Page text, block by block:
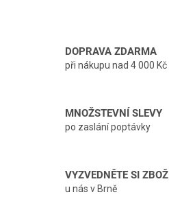
DOPRAVA ZDARMA
při nákupu nad 4 000 Kč
MNOŽSTEVNÍ SLEVY
po zaslání poptávky
VYZVEDNĚTE SI ZBOŽÍ
u nás v Brně